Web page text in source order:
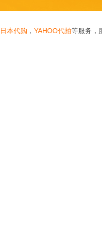
日本代购 ， YAHOO代拍等服务，